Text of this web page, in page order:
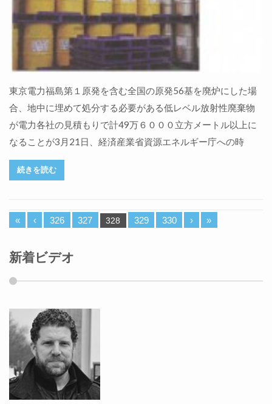
東京電力福島第１原発を含む全国の原発56基を廃炉にした場
合、地中に埋めて処分する必要がある低レベル放射性廃棄物
が電力各社の見積もりで計49万６０００立方メートル以上に
なることが3月21日、経済産業省資源エネルギー庁への時
続きを読む
« ‹ 326 327 328 329 330 › »
新着ビデオ